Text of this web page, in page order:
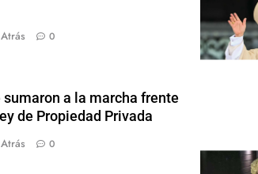
0
a la marcha frente
de Propiedad Privada
0